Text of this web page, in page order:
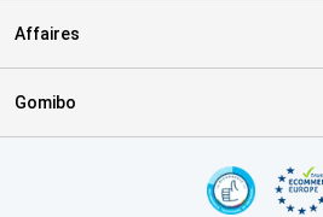
Affaires
Gomibo